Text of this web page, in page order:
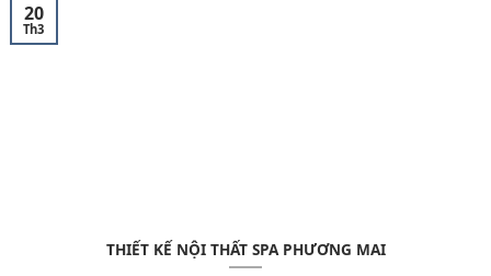
THIẾT KẾ NỘI THẤT SPA PHƯƠNG MAI
20
Th3